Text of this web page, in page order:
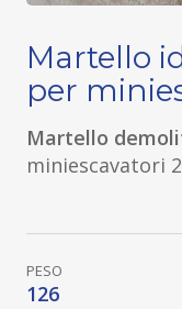
Martello
per
Martello
miniescavatori
PESO
126